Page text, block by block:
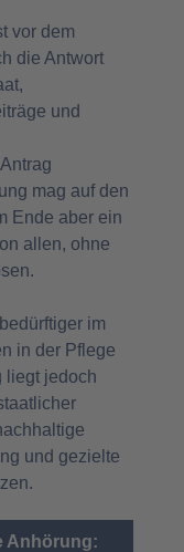
vor dem
die Antwort
und
mag auf den
Ende aber ein
allen, ohne
im
in der Pflege
liegt jedoch
und gezielte
Anhörung: